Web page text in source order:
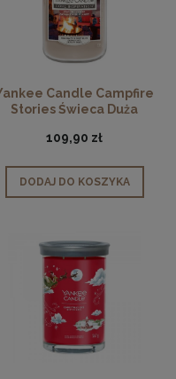
Candle Campfire
Stories Świeca Duża
109,90 zł
DODAJ DO KOSZYKA